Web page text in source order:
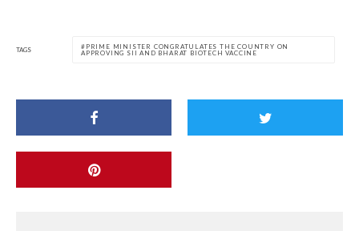
TAGS
PRIME MINISTER CONGRATULATES THE COUNTRY ON
APPROVING SII AND BHARAT BIOTECH VACCINE